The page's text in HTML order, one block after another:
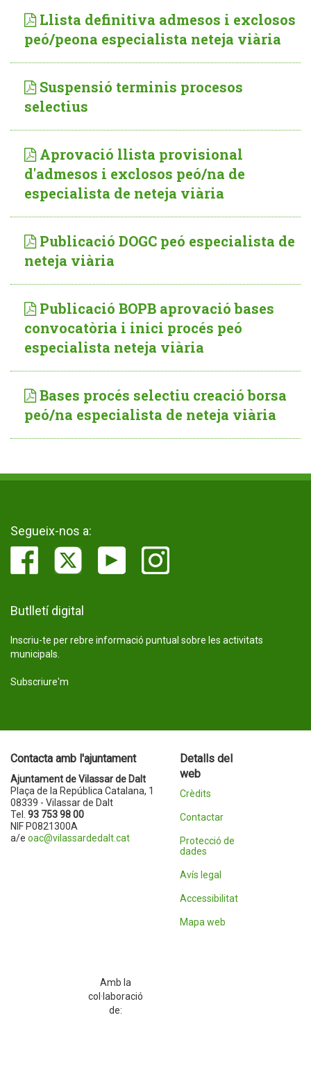
Llista definitiva admesos i exclosos
peó/peona especialista neteja viària
Suspensió terminis procesos
selectius
Aprovació llista provisional
d'admesos i exclosos peó/na de
especialista de neteja viària
Publicació DOGC peó especialista de
neteja viària
Publicació BOPB aprovació bases
convocatòria i inici procés peó
especialista neteja viària
Bases procés selectiu creació borsa
peó/na especialista de neteja viària
Segueix-nos a:
Butlletí digital
Inscriu-te per rebre informació puntual sobre les activitats
municipals.
Subscriure'm
Contacta amb l'ajuntament
Ajuntament de Vilassar de Dalt
Plaça de la República Catalana, 1
08339 - Vilassar de Dalt
Tel. 93 753 98 00
NIF P0821300A
a/e oac@vilassardedalt.cat
Detalls del
web
Crèdits
Contactar
Protecció de
dades
Avís legal
Accessibilitat
Mapa web
Amb la
col·laboració
de: